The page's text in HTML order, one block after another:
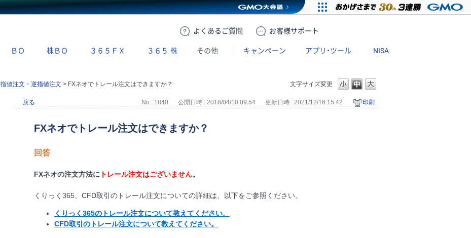
よくある ご質問 お客様サポート
ＢＯ 株ＢＯ ３６５ＦＸ ３６５ 株 その他 キャンペーン アプリ・ツール NISA
文字サイズ変更
指値注文・逆指値注文 > FXネオでトレール注文はできますか？
戻る No : 1840 公開日時 : 2018/04/10 09:54 更新日時 : 2021/12/16 15:42 印刷
FXネオでトレール注文はできますか？
回答
FXネオの注文方法に トレール注文はございません。
くりっく365、CFD取引のトレール注文についての詳細は、以下をご参照ください。
くりっく365のトレール注文について教えてください。
CFD取引のトレール注文について教えてください。